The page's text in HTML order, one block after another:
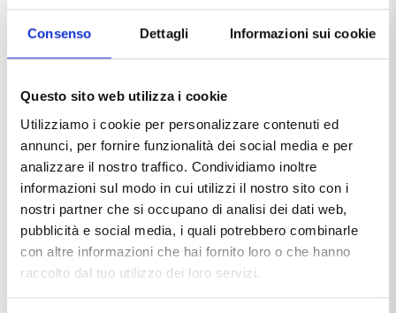
Consenso Dettagli Informazioni sui cookie
Questo sito web utilizza i cookie
Utilizziamo i cookie per personalizzare contenuti ed
annunci, per fornire funzionalità dei social media e per
analizzare il nostro traffico. Condividiamo inoltre
informazioni sul modo in cui utilizzi il nostro sito con i
nostri partner che si occupano di analisi dei dati web,
pubblicità e social media, i quali potrebbero combinarle
con altre informazioni che hai fornito loro o che hanno
raccolto dal tuo utilizzo dei loro servizi.
CROSSFIT TRAINER
Stefano Saliè un CrossFit L2 Trainer
fondatore, Owner e Head Coach di Ticinvm Fitness Club
a Pavia (San Martino Siccomario), un box tra i principali
della zona, nato nel2015.
Dal2015partecipa regolarmente agare nazionali di
CrossFit, portando la sua esperienza competitiva
all’interno del club. Appassionato di functional training,
propone programmi che combinanoallenamento
tecnico e community building per atleti di ogni livello.